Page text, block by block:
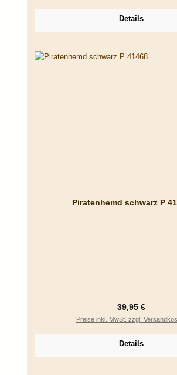
Details
Piratenhemd schwarz P
Regulärer Preis:
39,95 €
Preise inkl. MwSt. zzgl.
Details